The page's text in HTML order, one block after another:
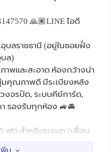
🙏🏽LINE ไอดี
บลราชธานี (อยู่ในซอยฝั่ง
ล)
พและสะอาด ห้องกว้างน่า
คุณภาพดี มีระเบียงหลัง
งจรปิด, ระบบคีย์การ์ด,
รองรับทุกห้อง 🚙🚘
ฟุต สำหรับรูมเมท (เพื่อน